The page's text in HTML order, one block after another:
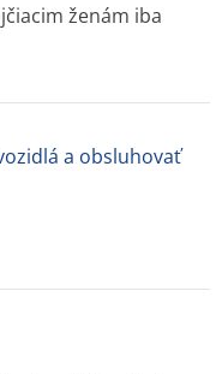
ženám iba
a obsluhovať